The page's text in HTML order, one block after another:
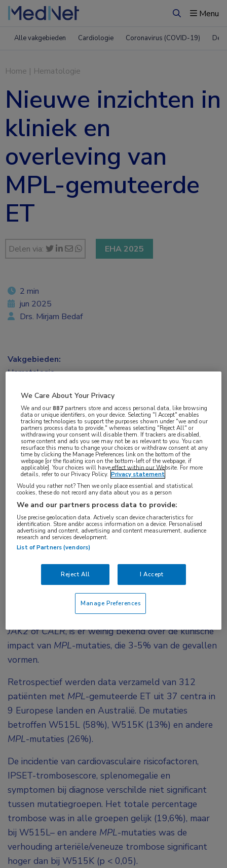
ZoekenMenu
Alle vakgebieden Cardiologie Coronavirus (COVID-19)
Home | Hematologie
Nieuwe inzichten in
kliniek en
overleving van
MPL-gemuteerde
ET
Delen via: EHA 2025
Een European LeukemiaNet-studie onder 312
patiënten met essentiële trombocytemie en een
mutatie in de trombopoëtinereceptor levert
belangrijke nieuwe klinische inzichten op. Het
betreft het tot nu toe grootste cohort van deze
zeldzame subgroep.
Essentiële trombocytemie (ET) is een
myeloproliferatief neoplasma (MPN) met verhoogde
bloedplaatjes en risico op trombose en bloedingen.
Terwijl de meeste ET-patiënten mutaties dragen in
JAK2ofCALR, is er weinig bekend over de klinische
impact van MPL-mutaties, die 3-5% van de gevallen
vormen.
Retrospectief werden data verzameld van 312
patiënten met MPL-gemuteerde ET uit 37 centra in
9 Europese landen en Australië. De mutaties
betroffen W515L (58%), W515K (13%) en andere
MPL-mutaties (26%).
De incidentie van cardiovasculaire risicofactoren,
IPSET-trombosescore, splenomegalie en
symptomen bij diagnose verschilde niet significant
tussen mutatiegroepen. Het totale percentage
trombose was in alle groepen gelijk (19,6%), maar
bij W515L– en andere MPL-mutaties was de
verhouding arteriële/veneuze trombose significant
hoger dan bij W515K (p < 0,05).
2 min
jun 2025
Drs. Mirjam Bedaf
Vakgebieden:
Hematologie
Aandachtsgebieden:
MPN
Tags:
trombocytemie
We Care About Your Privacy
We and our887 partners store and access personal data, like browsing
data or unique identifiers, on your device. Selecting "I Accept" enables
tracking technologies to support the purposes shown under "we and our
partners process data to provide," whereas selecting "Reject All" or
withdrawing your consent will disable them. If trackers are disabled,
some content and ads you see may not be as relevant to you. You can
resurface this menu to change your choices or withdraw consent at any
time by clicking the Manage Preferences link on the bottom of the
webpage [or the floating icon on the bottom-left of the webpage, if
applicable]. Your choices will have effect within our Website. For more
details, refer to our Privacy Policy. Privacy statement
Would you rather not? Then we only place essential and statistical
cookies, these do not record any data about you as a person
We and our partners process data to provide:
Use precise geolocation data. Actively scan device characteristics for
identification. Store and/or access information on a device. Personalised
advertising and content, advertising and content measurement, audience
research and services development.
List of Partners (vendors)
Reject All I Accept
Manage Preferences